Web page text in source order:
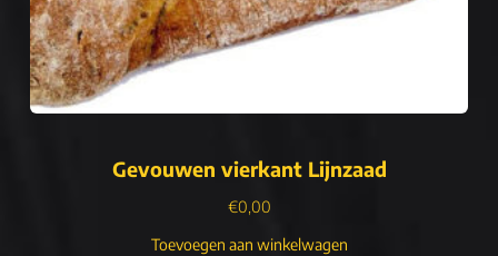
Gevouwen vierkant Lijnzaad
€0,00
Toevoegen aan winkelwagen